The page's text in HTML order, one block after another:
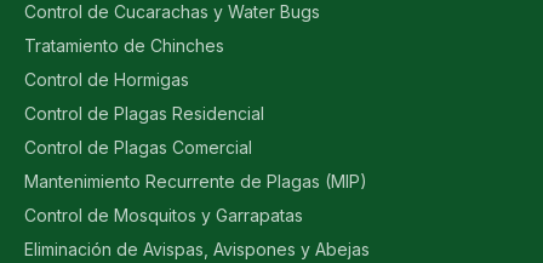
Control de Cucarachas y Water Bugs
Tratamiento de Chinches
Control de Hormigas
Control de Plagas Residencial
Control de Plagas Comercial
Mantenimiento Recurrente de Plagas (MIP)
Control de Mosquitos y Garrapatas
Eliminación de Avispas, Avispones y Abejas